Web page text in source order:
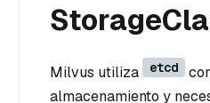
Milvus utiliza etcd
almacenamiento y